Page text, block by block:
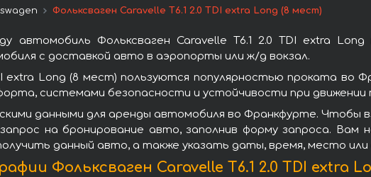
Фольксваген Caravelle T6.1 2.0 TDI extra Long (8 мест)
автомобиль Фольксваген Caravelle T6.1 2.0 TDI extra
с доставкой авто в аэропорты или ж/д вокзал.
extra Long (8 мест) пользуются популярностью проката во
системами безопасности и устойчивости при движении
данными для аренды автомобиля во Франкфурте. Чтобы
на бронирование авто, заполнив форму запроса. Вам
данный авто, а также указать даты, время, место
Фольксваген Caravelle T6.1 2.0 TDI extra